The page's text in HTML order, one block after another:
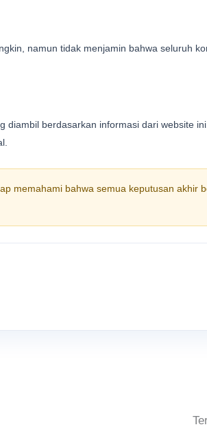
namun tidak menjamin bahwa seluruh
diambil berdasarkan informasi dari website
memahami bahwa semua keputusan akhir